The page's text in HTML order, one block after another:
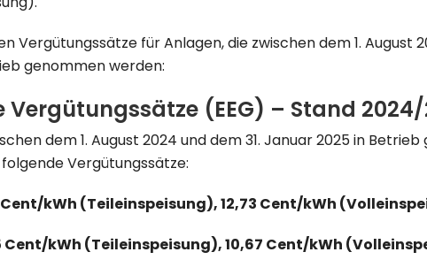
Vergütungssätze für Anlagen, die zwischen dem 1. August
genommen werden:
Vergütungssätze (EEG) – Stand 2024/
dem 1. August 2024 und dem 31. Januar 2025 in
Vergütungssätze:
Cent/kWh (Teileinspeisung), 12,73 Cent/kWh
Cent/kWh (Teileinspeisung), 10,67 Cent/kWh